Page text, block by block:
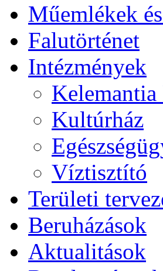
Műemlékek
Falutörténet
Intézmények
Kultúrház
Víztisztító
Területi
Beruházások
Aktualitások